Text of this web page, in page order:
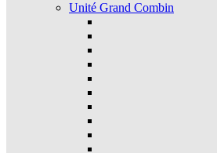
Unité Grand Combin